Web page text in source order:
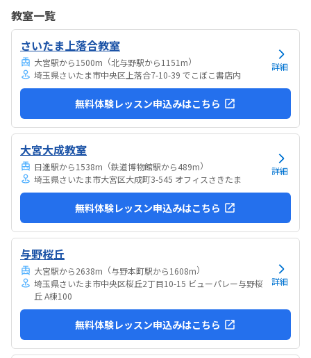
教室一覧
さいたま上落合教室
大宮駅から1500m （北与野駅から1151m）
埼玉県さいたま市中央区上落合7-10-39 でこぼこ書店内
詳細
無料体験レッスン申込みはこちら
大宮大成教室
日進駅から1538m （鉄道博物館駅から489m）
埼玉県さいたま市大宮区大成町3-545 オフィスさきたま
詳細
無料体験レッスン申込みはこちら
与野桜丘
大宮駅から2638m （与野本町駅から1608m）
埼玉県さいたま市中央区桜丘2丁目10-15 ビューパレー与野桜
丘 A棟100
詳細
無料体験レッスン申込みはこちら